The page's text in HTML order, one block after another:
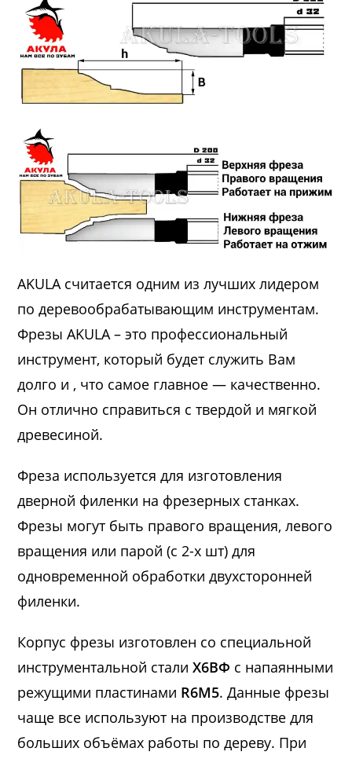
AKULA считается одним из лучших лидером
по деревообрабатывающим инструментам.
Фрезы AKULA – это профессиональный
инструмент, который будет служить Вам
долго и , что самое главное — качественно.
Он отлично справиться с твердой и мягкой
древесиной.
Фреза используется для изготовления
дверной филенки на фрезерных станках.
Фрезы могут быть правого вращения, левого
вращения или парой (с 2-х шт) для
одновременной обработки двухсторонней
филенки.
Корпус фрезы изготовлен со специальной
инструментальной сталиХ6ВФ с напаянными
режущими пластинами R6M5. Данные фрезы
чаще все используют на производстве для
больших объёмах работы по дереву. При